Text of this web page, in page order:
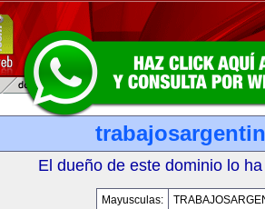
El dueño de este dominio lo
Mayusculas: